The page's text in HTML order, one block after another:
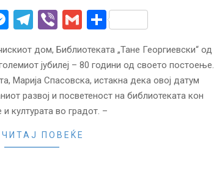
Messenger
Telegram
ViberGmailShare
дом, Библиотеката „Тане Георгиевски“ од
јубилеј – 80 години од своето постоење.
Марија Спасовска, истакна дека овој датум
развој и посветеност на библиотеката кон
и културата во градот. –
ПОВЕЌЕ